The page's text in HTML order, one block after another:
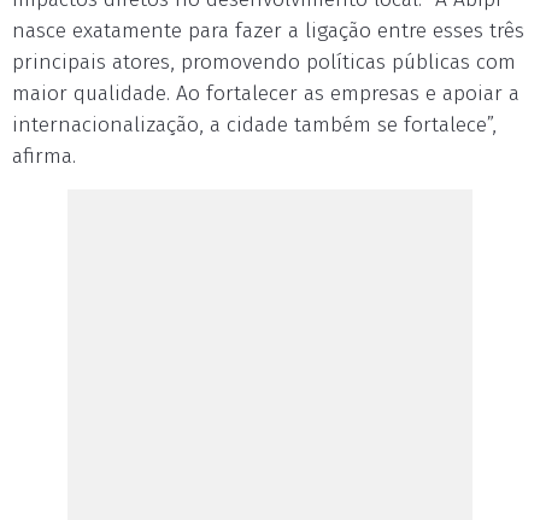
nasce exatamente para fazer a ligação entre esses três
principais atores, promovendo políticas públicas com
maior qualidade. Ao fortalecer as empresas e apoiar a
internacionalização, a cidade também se fortalece”,
afirma.